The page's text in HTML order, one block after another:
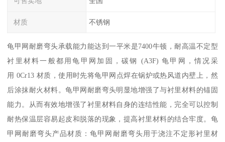
材质 不锈钢
龟甲网耐磨弯头承载能力能达到一平米是7400牛顿，耐高温不定型
衬里材料一般都用龟甲网加固，碳钢 (A3F) 龟甲网，情况采
用 0Cr13 材质，使用时先将龟甲网点焊在锅炉或热风道内壁上，然
后涂抹耐火材料。龟甲网耐磨弯头明显地增强了与衬里材料的锚固
能力。从而有效地增强了衬里材料自身的连结性能，完全可以控制
耐热保温层容易起皮和脱落的现象，提高衬里材料的结合牢度。龟
甲网耐磨弯头产品材质：龟甲网耐磨弯头用于浇注不定形衬里材